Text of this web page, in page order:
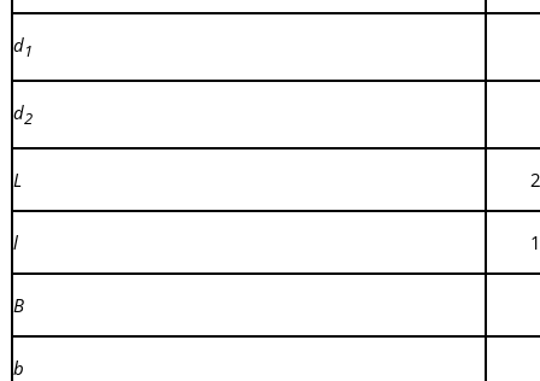
d1
d2
L
l
В
b